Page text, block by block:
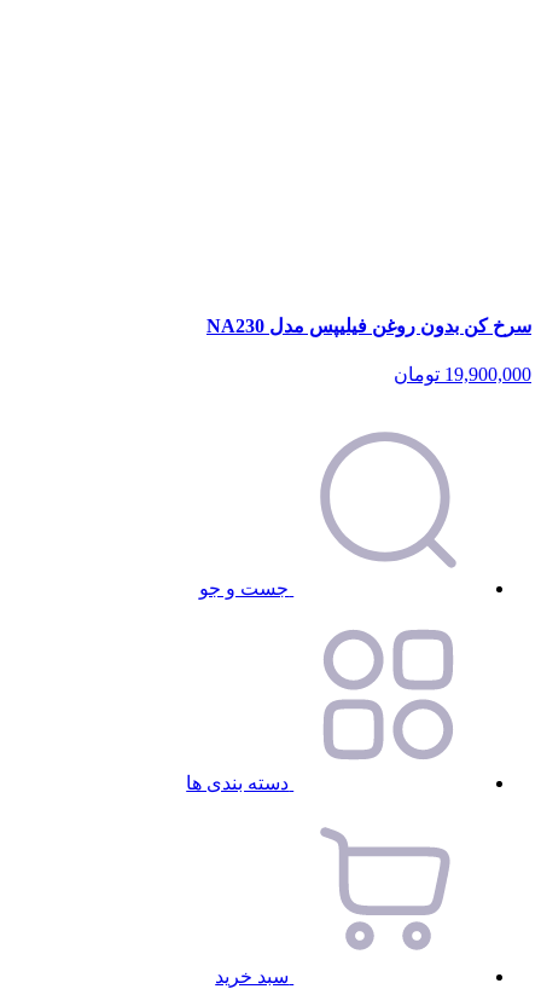
سرخ کن بدون روغن فیلیپس مدل NA230
19,900,000 تومان
جست و جو
دسته بندی ها
سبد خرید